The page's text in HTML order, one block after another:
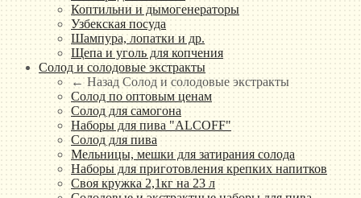
Коптильни и дымогенераторы
Узбекская посуда
Шампура, лопатки и др.
Щепа и уголь для копчения
Солод и солодовые экстракты
← Назад Солод и солодовые экстракты
Солод по оптовым ценам
Солод для самогона
Наборы для пива "ALCOFF"
Солод для пива
Мельницы, мешки для затирания солода
Наборы для приготовления крепких напитков
Своя кружка 2,1кг на 23 л